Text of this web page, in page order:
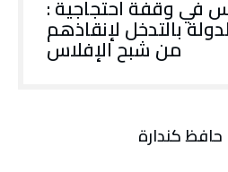
في وقفة احتجاجية :
بالتدخل لإنقاذهم
من شبح الإفلاس
حافظ كندارة